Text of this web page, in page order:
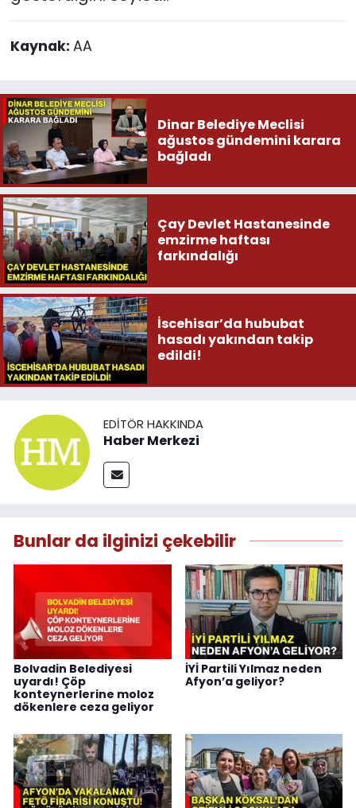
Kaynak: AA
Dinar Belediye Meclisi
ağustos gündemini karara
bağladı
Çay Devlet Hastanesinde
emzirme haftası
farkındalığı
İscehisar’da hububat
hasadı yakından takip
edildi!
EDITÖR HAKKINDA
Haber Merkezi
Bunlar da ilginizi çekebilir
Bolvadin Belediyesi
uyardı! Çöp
konteynerlerine moloz
dökenlere ceza geliyor
İYİ Partili Yılmaz neden
Afyon’a geliyor?